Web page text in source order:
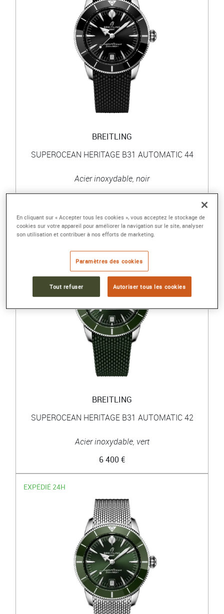
BREITLING
SUPEROCEAN HERITAGE B31 AUTOMATIC 44
Acier inoxydable, noir
6 400 €
BREITLING
SUPEROCEAN HERITAGE B31 AUTOMATIC 42
Acier inoxydable, vert
6 400 €
EXPÉDIÉ 24H
En cliquant sur « Accepter tous les cookies », vous acceptez le stockage de
cookies sur votre appareil pour améliorer la navigation sur le site, analyser
son utilisation et contribuer à nos efforts de marketing.
Paramètres des cookies
Tout refuser Autoriser tous les cookies